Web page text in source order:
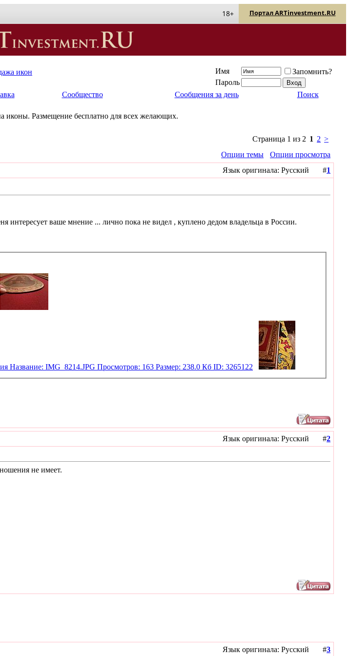
Портал ARTinvestment.RU
18+
икон Имя
Запомнить?
Пароль
Сообщество Сообщения за день Поиск
Размещение бесплатно для всех желающих.
Страница 1 из 2 1 2 >
Опции темы
Опции просмотра
Язык оригинала: Русский #1
интересует ваше мнение ... лично пока не видел , куплено дедом владельца в России.
Язык оригинала: Русский #2
не имеет.
Язык оригинала: Русский #3